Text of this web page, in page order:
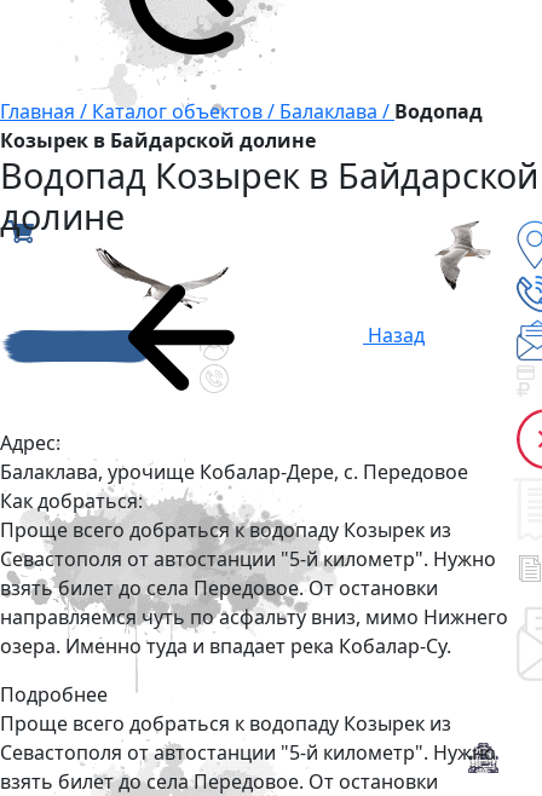
Главная / Каталог объектов / Балаклава / Водопад
Козырек в Байдарской долине
Водопад Козырек в Байдарской
долине
Назад
Адрес:
Балаклава, урочище Кобалар-Дере, с. Передовое
Как добраться:
Проще всего добраться к водопаду Козырек из
Севастополя от автостанции "5-й километр". Нужно
взять билет до села Передовое. От остановки
направляемся чуть по асфальту вниз, мимо Нижнего
озера. Именно туда и впадает река Кобалар-Су.
Подробнее
Проще всего добраться к водопаду Козырек из
Севастополя от автостанции "5-й километр". Нужно
взять билет до села Передовое. От остановки